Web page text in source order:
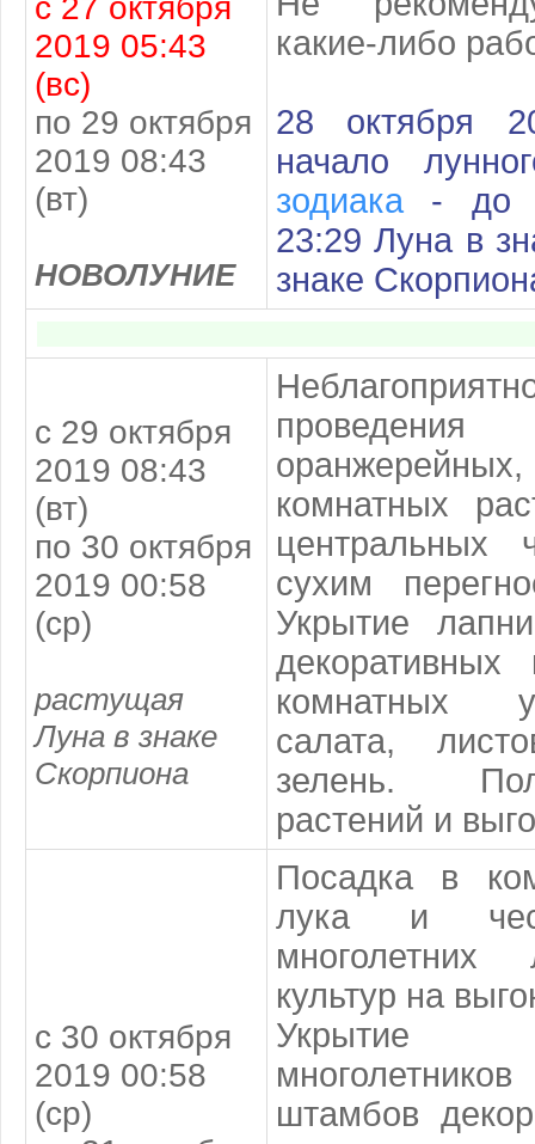
с 27 октября
2019 05:43
(вс)
по 29 октября
2019 08:43
(вт)
НОВОЛУНИЕ
какие-либо
28 октября
начало
зодиака - до
23:29 Луна в
знаке
с 29 октября
2019 08:43
(вт)
по 30 октября
2019 00:58
(ср)
растущая
Луна в знаке
Скорпиона
комнатных
центральных
сухим
Укрытие
комнатных
салата,
зелень.
растений и
с 30 октября
2019 00:58
(ср)
Посадка в
лука и
многолетних
культур на
Укрытие
штамбов